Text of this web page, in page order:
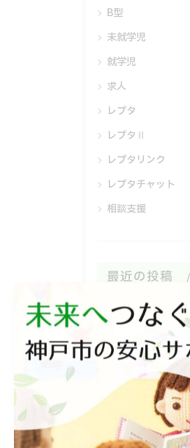
B型
未就学児
就学児
求人
レプタ
レプタⅡ
レプタリンク
レプタチャット
相談支援
最近の投稿